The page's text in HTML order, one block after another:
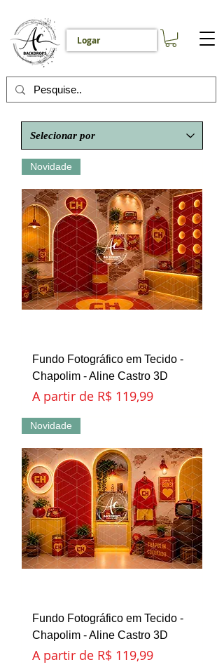
Logar
Novidade
Fundo Fotográfico em Tecido -
Chapolim - Aline Castro 3D
A partir de R$ 119,99
Preço promocional
Novidade
Fundo Fotográfico em Tecido -
Chapolim - Aline Castro 3D
A partir de R$ 119,99
Preço promocional